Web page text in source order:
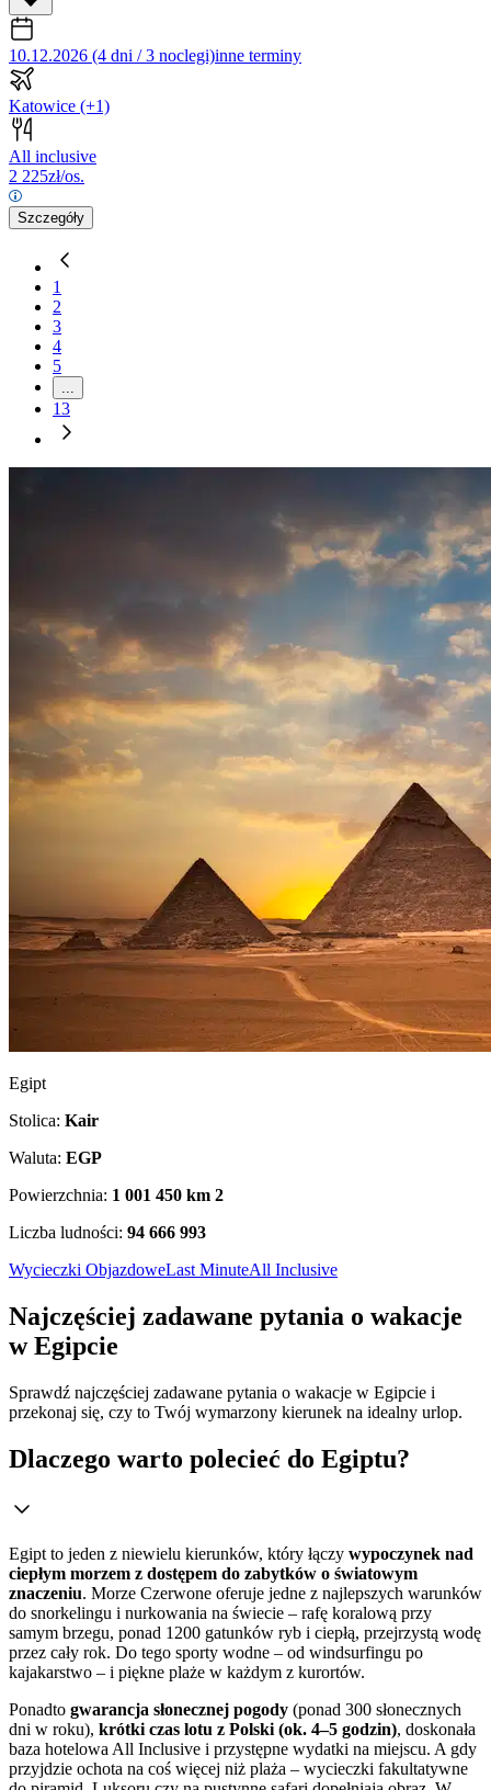
10.12.2026 (4 dni / 3 noclegi)inne terminy
Katowice (+1)
All inclusive
2 225zł/os.
Szczegóły
1
2
3
4
5
...
13
Egipt
Stolica: Kair
Waluta: EGP
Powierzchnia: 1 001 450 km 2
Liczba ludności: 94 666 993
Wycieczki ObjazdoweLast MinuteAll Inclusive
Najczęściej zadawane pytania o wakacje
w Egipcie
Sprawdź najczęściej zadawane pytania o wakacje w Egipcie i
przekonaj się, czy to Twój wymarzony kierunek na idealny urlop.
Dlaczego warto polecieć do Egiptu?
Egipt to jeden z niewielu kierunków, który łączy wypoczynek nad
ciepłym morzem z dostępem do zabytków o światowym
znaczeniu. Morze Czerwone oferuje jedne z najlepszych warunków
do snorkelingu i nurkowania na świecie – rafę koralową przy
samym brzegu, ponad 1200 gatunków ryb i ciepłą, przejrzystą wodę
przez cały rok. Do tego sporty wodne – od windsurfingu po
kajakarstwo – i piękne plaże w każdym z kurortów.
Ponadto gwarancja słonecznej pogody (ponad 300 słonecznych
dni w roku), krótki czas lotu z Polski (ok. 4–5 godzin), doskonała
baza hotelowa All Inclusive i przystępne wydatki na miejscu. A gdy
przyjdzie ochota na coś więcej niż plaża – wycieczki fakultatywne